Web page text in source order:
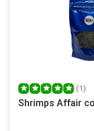
(1)
Shrimps Affair